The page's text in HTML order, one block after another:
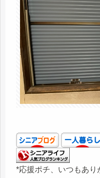
*応援ポチ、いつもあり